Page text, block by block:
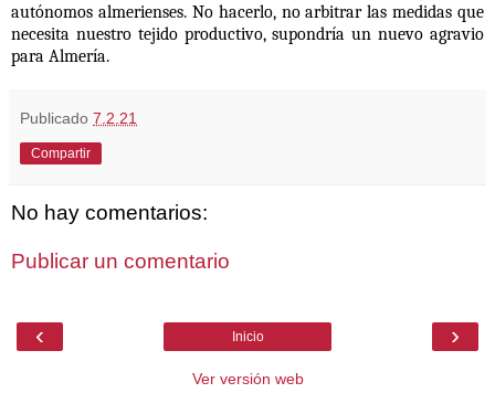
autónomos almerienses. No hacerlo, no arbitrar las medidas que
necesita nuestro tejido productivo, supondría un nuevo agravio
para Almería.
Publicado 7.2.21
Compartir
No hay comentarios:
Publicar un comentario
‹ ›
Inicio
Ver versión web